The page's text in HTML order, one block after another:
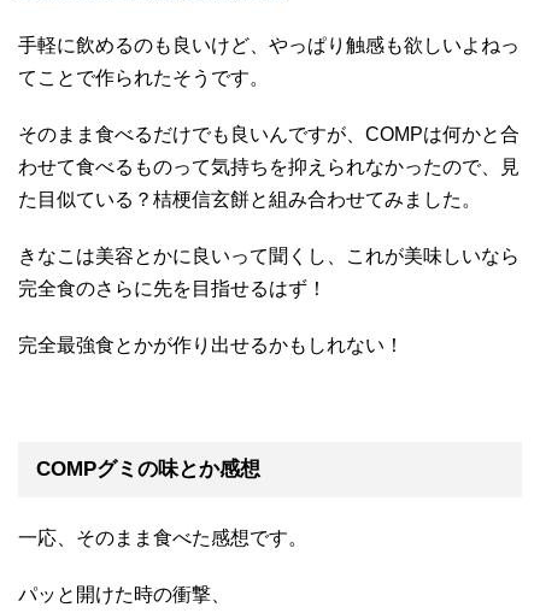
手軽に飲めるのも良いけど、やっぱり触感も欲しいよねっ
てことで作られたそうです。
そのまま食べるだけでも良いんですが、COMPは何かと合
わせて食べるものって気持ちを抑えられなかったので、見
た目似ている？桔梗信玄餅と組み合わせてみました。
きなこは美容とかに良いって聞くし、これが美味しいなら
完全食のさらに先を目指せるはず！
完全最強食とかが作り出せるかもしれない！
COMPグミの味とか感想
一応、そのまま食べた感想です。
パッと開けた時の衝撃、